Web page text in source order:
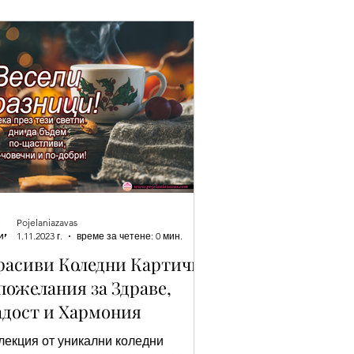
Красимир - Имен ден
Имен ден - Захари
ден - Аврам
Коледни Картички
за Здраве,
и Хармония
от уникални коледни
Pojelaniazavas
1.11.2023 г.
време за четене: 0 мин.